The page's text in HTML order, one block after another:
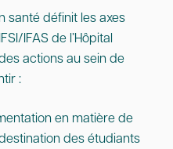
santé définit les axes
IFAS de l’Hôpital
actions au sein de
:
en matière de
des étudiants